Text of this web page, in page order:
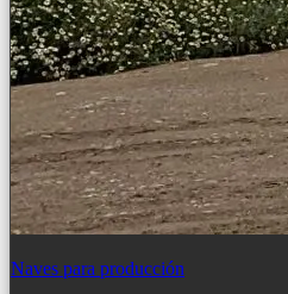
Naves para producción